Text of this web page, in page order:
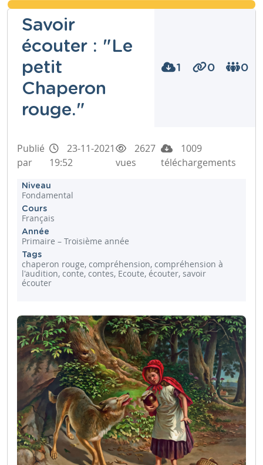
Savoir
écouter : "Le
petit
Chaperon
rouge."
1 0 0
Publié
par
23-11-2021
19:52
2627
vues
1009
téléchargements
Niveau
Fondamental
Cours
Français
Année
Primaire – Troisième année
Tags
chaperon rouge, compréhension, compréhension à
l'audition, conte, contes, Ecoute, écouter, savoir
écouter